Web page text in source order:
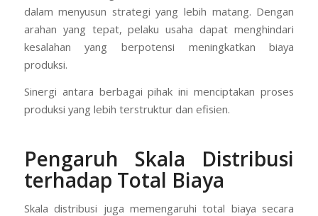
dalam menyusun strategi yang lebih matang. Dengan
arahan yang tepat, pelaku usaha dapat menghindari
kesalahan yang berpotensi meningkatkan biaya
produksi.
Sinergi antara berbagai pihak ini menciptakan proses
produksi yang lebih terstruktur dan efisien.
Pengaruh Skala Distribusi
terhadap Total Biaya
Skala distribusi juga memengaruhi total biaya secara